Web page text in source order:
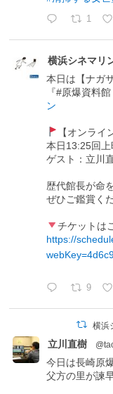
1
横浜シネマリ
本日は【ナガ
『#原爆資料
ン
【オンライ
本日13:25回上
ゲスト：立川
歴代館長が命
ぜひご鑑賞く
チケットは
https://
9
横浜
立川直樹
今日は長崎原
父方の里が諫